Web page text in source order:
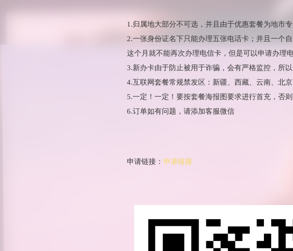
1.归属地大部分不可选，并且由于优惠套餐为地市
2.一张身份证名下只能办理五张电话卡；并且一个
这个月就不能再次办理电信卡，但是可以申请办理
3.新办卡由于防止被用于诈骗，会有严格监控，所
4.互联网套餐常规禁发区：新疆、西藏、云南、北
5.一定！一定！要按套餐海报图要求进行首充，否
6.订单如有问题，请添加客服微信
申请链接： 申请链接